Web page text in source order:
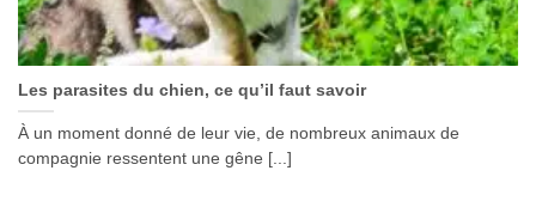
Les parasites du chien, ce qu’il faut savoir
À un moment donné de leur vie, de nombreux animaux de
compagnie ressentent une gêne [...]